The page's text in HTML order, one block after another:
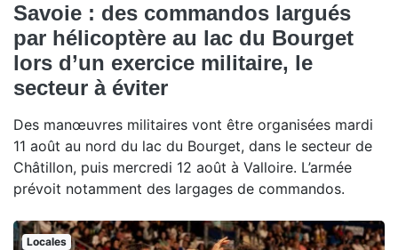
Savoie : des commandos largués
par hélicoptère au lac du Bourget
lors d’un exercice militaire, le
secteur à éviter
Des manœuvres militaires vont être organisées mardi
11 août au nord du lac du Bourget, dans le secteur de
Châtillon, puis mercredi 12 août à Valloire. L’armée
prévoit notamment des largages de commandos.
Locales